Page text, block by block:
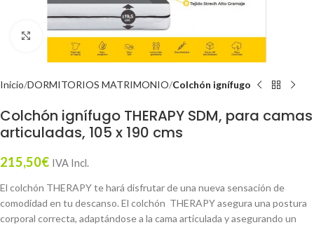
Click to enlarge
Inicio DORMITORIOS MATRIMONIO Colchón ignífugo
Colchón ignífugo THERAPY SDM, para camas
articuladas, 105 x 190 cms
215,50€ IVA Incl.
El colchón THERAPY te hará disfrutar de una nueva sensación de
comodidad en tu descanso. El colchón THERAPY asegura una postura
corporal correcta, adaptándose a la cama articulada y asegurando un